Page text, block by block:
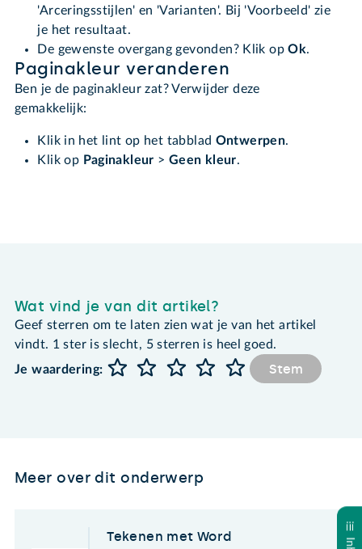
'Arceringsstijlen' en 'Varianten'. Bij 'Voorbeeld' zie
je het resultaat.
De gewenste overgang gevonden? Klik opOk.
Paginakleur veranderen
Ben je de paginakleur zat? Verwijder deze
gemakkelijk:
Klik in het lint op het tabblad Ontwerpen.
Klik op Paginakleur > Geen kleur.
Wat vind je van dit artikel?
Geef sterren om te laten zien wat je van het artikel
vindt. 1 ster is slecht, 5 sterren is heel goed.
Je waardering:
Stem
Meer over dit onderwerp
Tekenen met Word